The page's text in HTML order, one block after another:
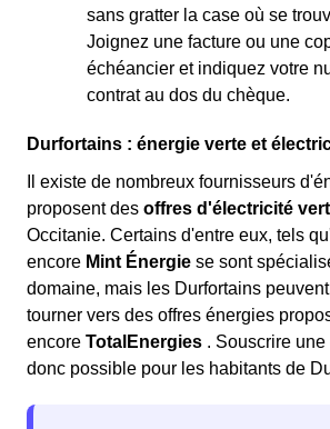
sans gratter la case où se
Joignez une facture ou une
échéancier et indiquez votre
contrat au dos du chèque.
Durfortains : énergie verte et
Il existe de nombreux fournisseurs
proposent des offres d'électricité
Occitanie. Certains d'entre eux, tels
encore Mint Énergie se sont
domaine, mais les Durfortains
tourner vers des offres énergies
encore TotalEnergies . Souscrire une
donc possible pour les habitants de